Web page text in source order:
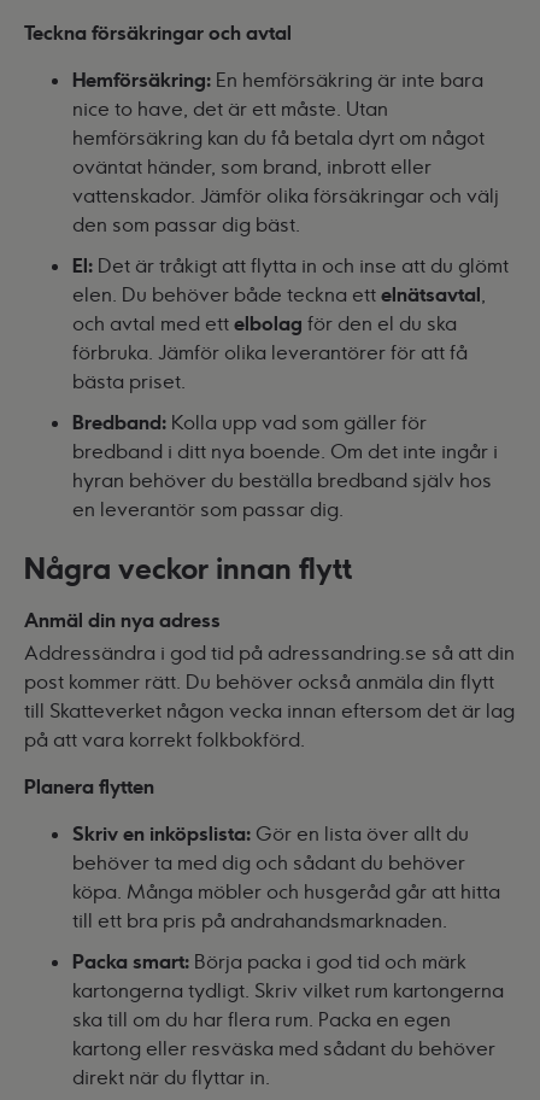
Teckna försäkringar och avtal
Hemförsäkring: En hemförsäkring är inte bara
nice to have, det är ett måste. Utan
hemförsäkring kan du få betala dyrt om något
oväntat händer, som brand, inbrott eller
vattenskador. Jämför olika försäkringar och välj
den som passar dig bäst.
El: Det är tråkigt att flytta in och inse att du glömt
elen. Du behöver både teckna ett elnätsavtal,
och avtal med ett elbolag för den el du ska
förbruka. Jämför olika leverantörer för att få
bästa priset.
Bredband: Kolla upp vad som gäller för
bredband i ditt nya boende. Om det inte ingår i
hyran behöver du beställa bredband själv hos
en leverantör som passar dig.
Några veckor innan flytt
Anmäl din nya adress
Addressändra i god tid på adressandring.se så att din
post kommer rätt. Du behöver också anmäla din flytt
till Skatteverket någon vecka innan eftersom det är lag
på att vara korrekt folkbokförd.
Planera flytten
Skriv en inköpslista: Gör en lista över allt du
behöver ta med dig och sådant du behöver
köpa. Många möbler och husgeråd går att hitta
till ett bra pris på andrahandsmarknaden.
Packa smart: Börja packa i god tid och märk
kartongerna tydligt. Skriv vilket rum kartongerna
ska till om du har flera rum. Packa en egen
kartong eller resväska med sådant du behöver
direkt när du flyttar in.